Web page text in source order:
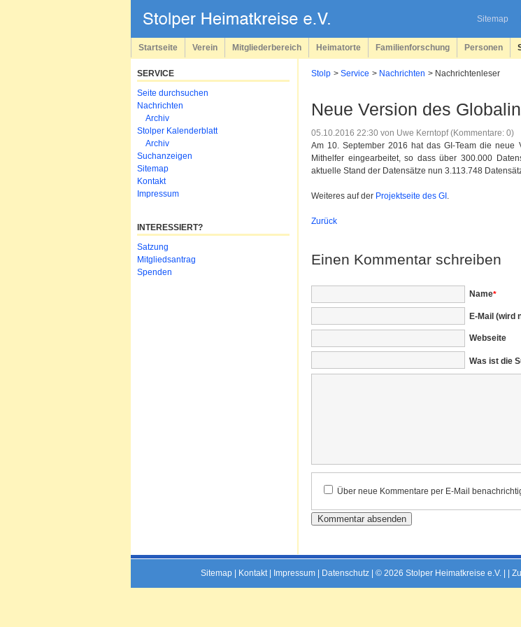
Sitemap
überspringen
Startseite Verein Mitgliederbereich Heimatorte Familienforschung Personen
Stolp Service Nachrichten Nachrichtenleser
Neue Version des
05.10.2016 22:30 von Uwe Kerntopf (Kommentare: 0)
Am 10. September 2016 hat das GI-Team die
Mithelfer eingearbeitet, so dass über 300.000
aktuelle Stand der Datensätze nun 3.113.748
Weiteres auf der Projektseite des GI .
Zurück
Einen Kommentar schreiben
Pflichtfeld
Name*
Pflichtfeld
E-Mail (wird
Webseite
Was ist die
Über neue Kommentare per E-Mail
SERVICE
Navigation
überspringen
Seite durchsuchen
Nachrichten
Archiv
Stolper Kalenderblatt
Archiv
Suchanzeigen
Sitemap
Kontakt
Impressum
INTERESSIERT?
Navigation
überspringen
Satzung
Mitgliedsantrag
Spenden
Sitemap | Kontakt| Impressum | Datenschutz | © 2026 Stolper Heimatkreise e.V. | |